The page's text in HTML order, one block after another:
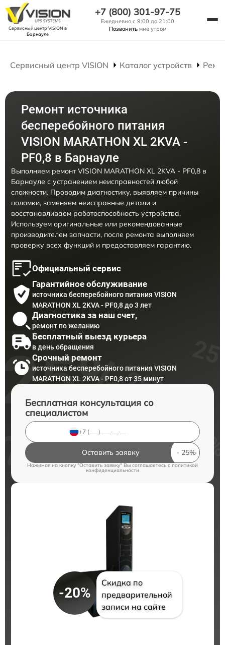
Сервисный центр VISION в
Барнауле
+7 (800) 301-97-75
Ежедневно с 9:00 до 21:00
Позвонить мне утром
Сервисный центр VISION Каталог устройств
Ремонт источника
бесперебойного питания
VISION MARATHON XL 2KVA -
PF0,8 в Барнауле
Выполняем ремонт VISION MARATHON XL 2KVA - PF0,8 в
Барнауле с устранением неисправностей любой
сложности. Проводим диагностику, выявляем причины
поломки, заменяем неисправные детали и
восстанавливаем работоспособность устройства.
Используем оригинальные или рекомендованные
производителем запчасти, после ремонта выполняем
проверку всех функций и предоставляем гарантию.
Официальный сервис
Гарантийное обслуживание
источника бесперебойного питания VISION
MARATHON XL 2KVA - PF0,8 до 3 лет
Диагностика за наш счет,
ремонт по желанию
Бесплатный выезд курьера
в день обращения
Срочный ремонт
источника бесперебойного питания VISION
MARATHON XL 2KVA - PF0,8 от 35 минут
Бесплатная консультация со
специалистом
Оставить заявку
Нажимая на кнопку "Оставить заявку" Вы соглашаетесь cполитикой
конфиденциальности
-20%
Скидка по
предварительной
записи на сайте